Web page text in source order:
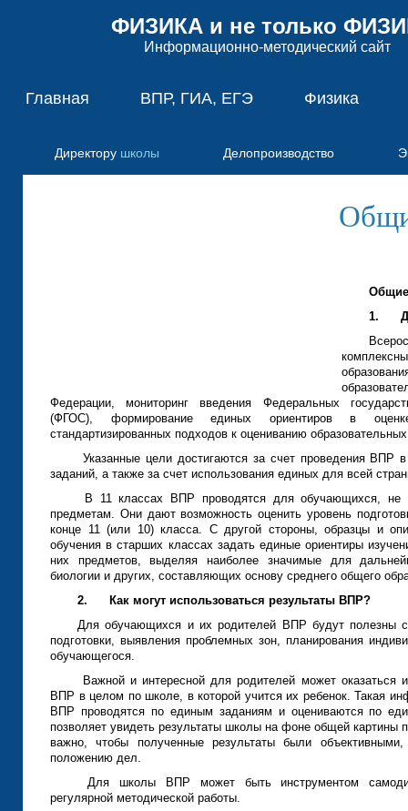
1.
Федерации, мониторинг введения Федеральных
(ФГОС), формирование единых ориентиров в
стандартизированных подходов к оцениванию
Указанные цели достигаются за счет проведения ВПР
заданий, а также за счет использования единых для всей
В 11 классах ВПР проводятся для обучающихся, не
предметам. Они дают возможность оценить уровень
конце 11 (или 10) класса. С другой стороны, образцы и
обучения в старших классах задать единые ориентиры
них предметов, выделяя наиболее значимые для
биологии и других, составляющих основу среднего общего
2.
Как могут использоваться результаты ВПР?
Для обучающихся и их родителей ВПР будут полезны с
подготовки, выявления проблемных зон, планирования
обучающегося.
Важной и интересной для родителей может оказаться
ВПР в целом по школе, в которой учится их ребенок. Такая
ВПР проводятся по единым заданиям и оцениваются по
позволяет увидеть результаты школы на фоне общей картины
важно, чтобы полученные результаты были
положению дел.
Для школы ВПР может быть инструментом
регулярной методической работы.
Главная
Директору школы Делопроизводство
ВПР, ГИА, ЕГЭ Физика
ФИЗИКА и не только
Информационно-методический сайт